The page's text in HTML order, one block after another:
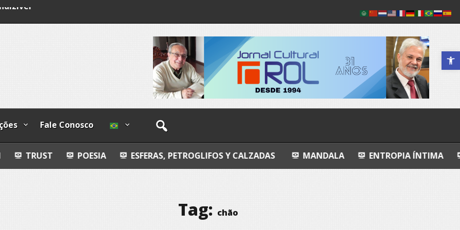
Abrir a
Fale Conosco
POESIA ESFERAS, PETROGLIFOS Y CALZADAS MANDALA ENTROPIA ÍNTIMA
Tag: chão